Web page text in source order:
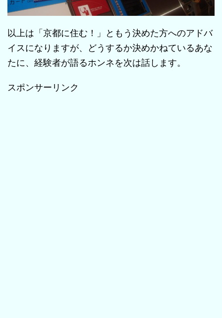
以上は「京都に住む！」ともう決めた方へのアドバ
イスになりますが、どうするか決めかねているあな
たに、経験者が語るホンネを次は話します。
スポンサーリンク